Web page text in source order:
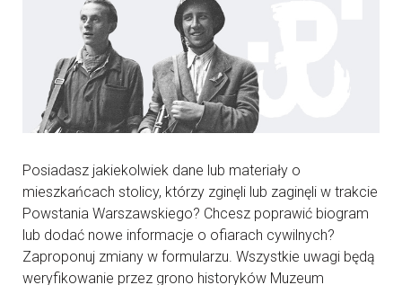
Posiadasz jakiekolwiek dane lub materiały o
mieszkańcach stolicy, którzy zginęli lub zaginęli w trakcie
Powstania Warszawskiego? Chcesz poprawić biogram
lub dodać nowe informacje o ofiarach cywilnych?
Zaproponuj zmiany w formularzu. Wszystkie uwagi będą
weryfikowanie przez grono historyków Muzeum